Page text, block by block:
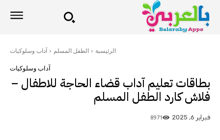
الرئيسية الطفل المسلم آداب وسلوكيات
آداب وسلوكيات
بطاقات تعليم آداب قضاء الحاجة للاطفال –
فلاش كارد الطفل المسلم
فبراير 6, 2025 8971